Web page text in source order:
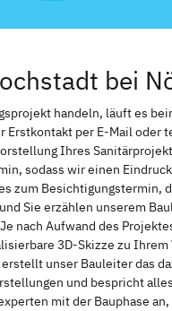
bei
handeln, läuft es
Erstkontakt per E-Mail oder
Ihres
sodass wir einen
zum Besichtigungstermin,
Sie erzählen unserem
nach Aufwand des
3D-Skizze zu Ihrem
unser Bauleiter das
und bespricht
mit der Bauphase